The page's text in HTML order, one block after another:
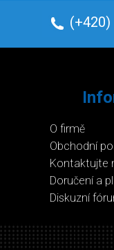
(+420)
O firmě
Obchodní
Kontaktujte
Doručení a
Diskuzní